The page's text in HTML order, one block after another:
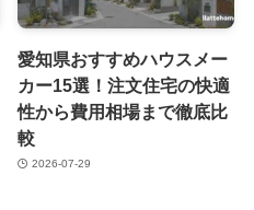
愛知県おすすめハウスメー
カー15選！注文住宅の快適
性から費用相場まで徹底比
較
2026-07-29